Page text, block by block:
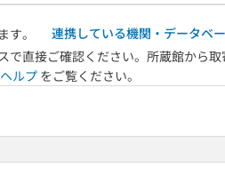
。
連携している機関・データベ
直接ご確認ください。所蔵館から
ヘルプ をご覧ください。